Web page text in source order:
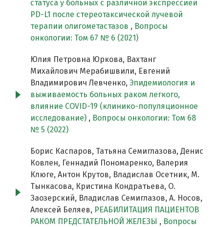
статуса у больных с различной экспрессией
PD-L1 после стереотаксической лучевой
терапии олигометастазов , Вопросы
онкологии: Том 67 № 6 (2021)
Юлия Петровна Юркова, Вахтанг
Михайлович Мерабишвили, Евгений
Владимирович Левченко, Эпидемиология и
выживаемость больных раком легкого,
влияние COVID-19 (клинико-популяционное
исследование) , Вопросы онкологии: Том 68
№ 5 (2022)
Борис Каспаров, Татьяна Семиглазова, Денис
Ковлен, Геннадий Пономаренко, Валерия
Клюге, Антон Крутов, Владислав Осетник, М.
Тынкасова, Кристина Кондратьева, О.
Заозерский, Владислав Семиглазов, А. Носов,
Алексей Беляев, РЕАБИЛИТАЦИЯ ПАЦИЕНТОВ
РАКОМ ПРЕДСТАТЕЛЬНОЙ ЖЕЛЕЗЫ , Вопросы